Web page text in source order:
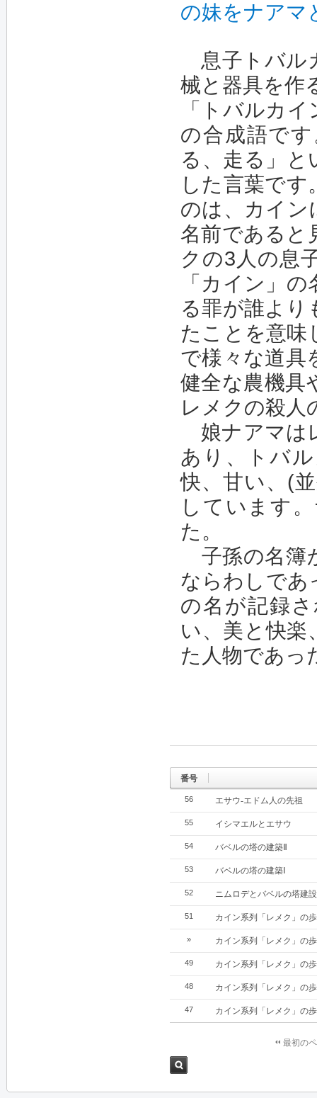
の妹をナアマ
息子トバル
械と器具を作
「トバルカ
の合成語で
る、走る」と
した言葉で
のは、カイン
名前であると
クの3人の息
「カイン」
る罪が誰より
たことを意味
で様々な道具
健全な農機具
レメクの殺人
娘ナアマは
あり、トバ
快、甘い、(
しています
た。
子孫の名簿
ならわしであ
の名が記録
い、美と快楽
た人物であっ
番号
56 エサウ‐エドム人の先祖
55 イシマエルとエサウ
54 バベルの塔の建築Ⅱ
53 バベルの塔の建築Ⅰ
52 ニムロデとバベルの塔建
51 カイン系列「レメク」
» カイン系列「レメク」
49 カイン系列「レメク」
48 カイン系列「レメク」
47 カイン系列「レメク」
最初の